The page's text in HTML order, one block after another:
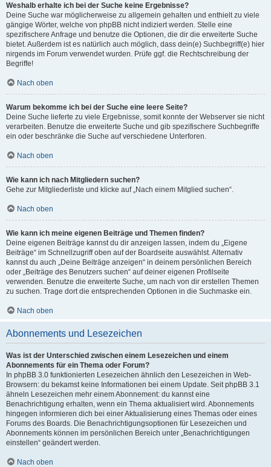
Weshalb erhalte ich bei der Suche keine Ergebnisse?
Deine Suche war möglicherweise zu allgemein gehalten und enthielt zu viele
gängige Wörter, welche von phpBB nicht indiziert werden. Stelle eine
spezifischere Anfrage und benutze die Optionen, die dir die erweiterte Suche
bietet. Außerdem ist es natürlich auch möglich, dass dein(e) Suchbegriff(e) hier
nirgends im Forum verwendet wurden. Prüfe ggf. die Rechtschreibung der
Begriffe!
Nach oben
Warum bekomme ich bei der Suche eine leere Seite?
Deine Suche lieferte zu viele Ergebnisse, somit konnte der Webserver sie nicht
verarbeiten. Benutze die erweiterte Suche und gib spezifischere Suchbegriffe
ein oder beschränke die Suche auf verschiedene Unterforen.
Nach oben
Wie kann ich nach Mitgliedern suchen?
Gehe zur Mitgliederliste und klicke auf „Nach einem Mitglied suchen“.
Nach oben
Wie kann ich meine eigenen Beiträge und Themen finden?
Deine eigenen Beiträge kannst du dir anzeigen lassen, indem du „Eigene
Beiträge“ im Schnellzugriff oben auf der Boardseite auswählst. Alternativ
kannst du auch „Deine Beiträge anzeigen“ in deinem persönlichen Bereich
oder „Beiträge des Benutzers suchen“ auf deiner eigenen Profilseite
verwenden. Benutze die erweiterte Suche, um nach von dir erstellen Themen
zu suchen. Trage dort die entsprechenden Optionen in die Suchmaske ein.
Nach oben
Abonnements und Lesezeichen
Was ist der Unterschied zwischen einem Lesezeichen und einem
Abonnements für ein Thema oder Forum?
In phpBB 3.0 funktionierten Lesezeichen ähnlich den Lesezeichen in Web-
Browsern: du bekamst keine Informationen bei einem Update. Seit phpBB 3.1
ähneln Lesezeichen mehr einem Abonnement: du kannst eine
Benachrichtigung erhalten, wenn ein Thema aktualisiert wird. Abonnements
hingegen informieren dich bei einer Aktualisierung eines Themas oder eines
Forums des Boards. Die Benachrichtigungsoptionen für Lesezeichen und
Abonnements können im persönlichen Bereich unter „Benachrichtigungen
einstellen“ geändert werden.
Nach oben